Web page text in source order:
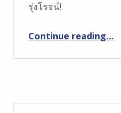
รุ่งโรจน์!
Continue reading“บางครั้งคุณเพียงแค่ความต้องการของชาแนลเล็กน้อย”
…